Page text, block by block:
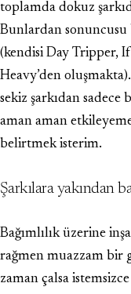
toplamda dokuz
Bunlardan
(kendisi Day Tripper, If
Heavy’den
sekiz şarkıdan
aman aman
belirtmek isterim.
Şarkılara yakından
Bağımlılık üzerine
rağmen muazzam bir
zaman çalsa